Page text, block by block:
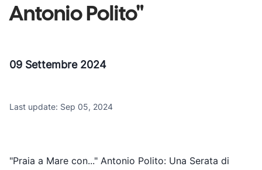
Antonio Polito"
09 Settembre 2024
Last update: Sep 05, 2024
"Praia a Mare con..." Antonio Polito: Una Serata di